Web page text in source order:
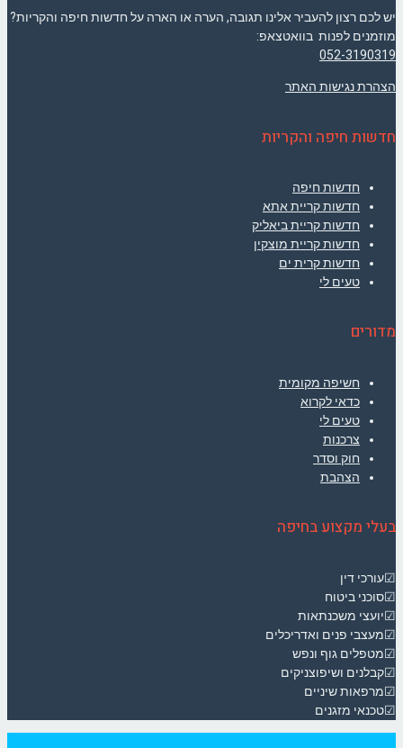
יש לכם רצון להעביר אלינו תגובה, הערה או הארה על חדשות חיפה והקריות?
מוזמנים לפנות בוואטצאפ:
052-3190319
הצהרת נגישות האתר
חדשות חיפה והקריות
חדשות חיפה
חדשות קריית אתא
חדשות קריית ביאליק
חדשות קריית מוצקין
חדשות קרית ים
טעים לי
מדורים
חשיפה מקומית
כדאי לקרוא
טעים לי
צרכנות
חוק וסדר
הצהבת
בעלי מקצוע בחיפה
☑עורכי דין
☑סוכני ביטוח
☑יועצי משכנתאות
☑מעצבי פנים ואדריכלים
☑מטפלים גוף ונפש
☑קבלנים ושיפוצניקים
☑מרפאות שיניים
☑טכנאי מזגנים